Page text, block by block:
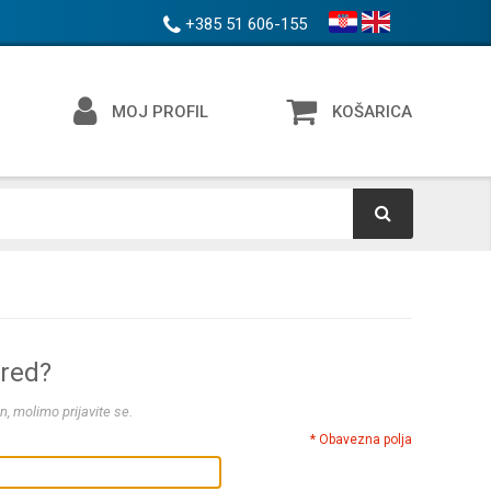
+385 51 606-155
MOJ PROFIL KOŠARICA
molimo prijavite se.
* Obavezna polja